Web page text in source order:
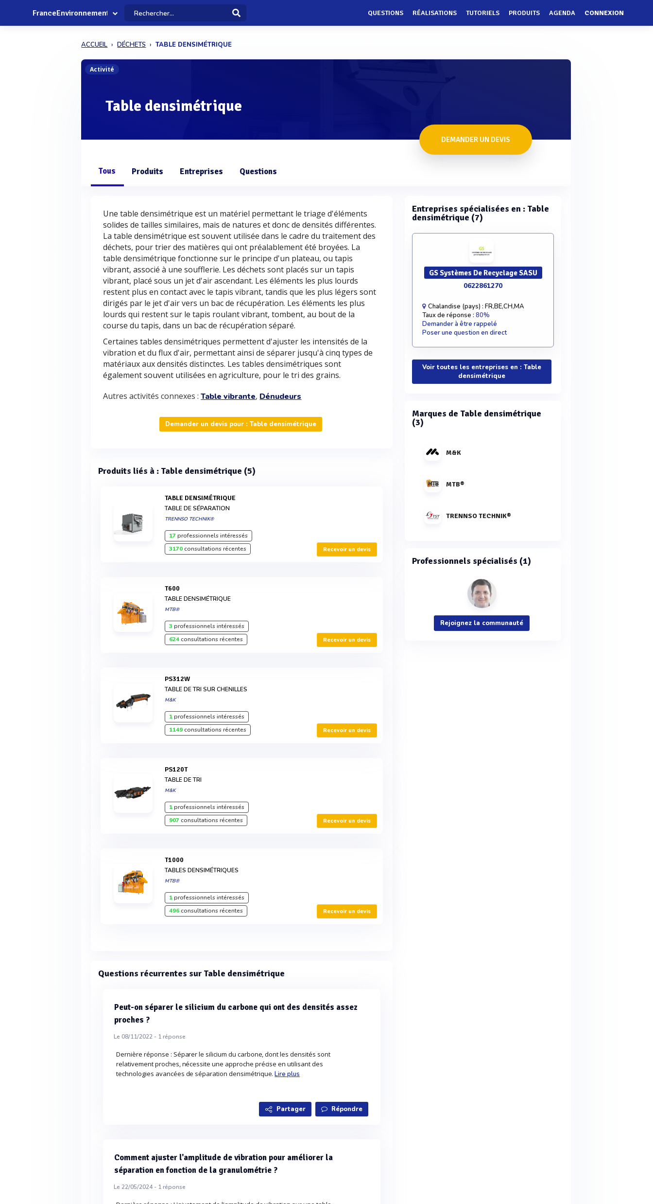
FranceEnvironnement QUESTIONS RÉALISATIONS TUTORIELS PRODUITS AGENDA CONNEXION
ACCUEIL DÉCHETS TABLE DENSIMÉTRIQUE
Activité
Table densimétrique
DEMANDER UN DEVIS
Tous Produits Entreprises Questions
Une table densimétrique est un matériel permettant le triage d'éléments
solides de tailles similaires, mais de natures et donc de densités différentes.
La table densimétrique est souvent utilisée dans le cadre du traitement des
déchets, pour trier des matières qui ont préalablement été broyées. La
table densimétrique fonctionne sur le principe d'un plateau, ou tapis
vibrant, associé à une soufflerie. Les déchets sont placés sur un tapis
vibrant, placé sous un jet d'air ascendant. Les éléments les plus lourds
restent plus en contact avec le tapis vibrant, tandis que les plus légers sont
dirigés par le jet d'air vers un bac de récupération. Les éléments les plus
lourds qui restent sur le tapis roulant vibrant, tombent, au bout de la
course du tapis, dans un bac de récupération séparé.
Certaines tables densimétriques permettent d'ajuster les intensités de la
vibration et du flux d'air, permettant ainsi de séparer jusqu'à cinq types de
matériaux aux densités distinctes. Les tables densimétriques sont
également souvent utilisées en agriculture, pour le tri des grains.
Autres activités connexes :Table vibrante, Dénudeurs
Demander un devis pour : Table densimétrique
Produits liés à : Table densimétrique (5)
TABLE DENSIMÉTRIQUE
TABLE DE SÉPARATION
TRENNSO TECHNIK®
17professionnels intéressés
3170consultations récentes Recevoir un devis
T600
TABLE DENSIMÉTRIQUE
MTB®
3 professionnels intéressés
624consultations récentes Recevoir un devis
PS312W
TABLE DE TRI SUR CHENILLES
M&K
1professionnels intéressés
1149consultations récentes Recevoir un devis
PS120T
TABLE DE TRI
M&K
1professionnels intéressés
907consultations récentes Recevoir un devis
T1000
TABLES DENSIMÉTRIQUES
MTB®
1professionnels intéressés
496consultations récentes Recevoir un devis
Questions récurrentes sur Table densimétrique
Peut-on séparer le silicium du carbone qui ont des densités assez
proches ?
Le 08/11/2022 - 1réponse
Dernière réponse : Séparer le silicium du carbone, dont les densités sont
relativement proches, nécessite une approche précise en utilisant des
technologies avancées de séparation densimétrique.Lire plus
Partager Répondre
Comment ajuster l'amplitude de vibration pour améliorer la
séparation en fonction de la granulométrie ?
Le 22/05/2024 - 1réponse
Entreprises spécialisées en : Table
densimétrique (7)
GS Systèmes De Recyclage SASU
0622861270
Chalandise (pays) : FR,BE,CH,MA
Taux de réponse : 80%
Demander à être rappelé
Poser une question en direct
Voir toutes les entreprises en : Table
densimétrique
Marques de Table densimétrique
(3)
M&K
MTB®
TRENNSO TECHNIK®
Professionnels spécialisés (1)
Rejoignez la communauté